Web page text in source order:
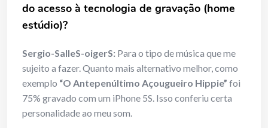
do acesso à tecnologia de gravação (home
estúdio)?
Sergio-SalleS-oigerS: Para o tipo de música que me
sujeito a fazer. Quanto mais alternativo melhor, como
exemplo “O Antepenúltimo Açougueiro Hippie” foi
75% gravado com um iPhone 5S. Isso conferiu certa
personalidade ao meu som.